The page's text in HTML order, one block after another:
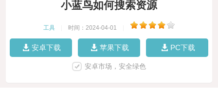
小蓝鸟如何搜索资源
工具 时间：2024-04-01
安卓下载 苹果下载 PC下载
安卓市场，安全绿色